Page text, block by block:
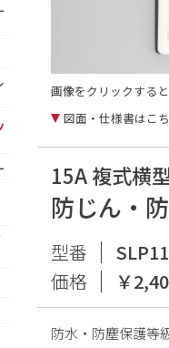
画像をクリックする
図面・仕様書はこ
15A 複式横
防じん・
型番
価格
￥
防水・防塵保護等